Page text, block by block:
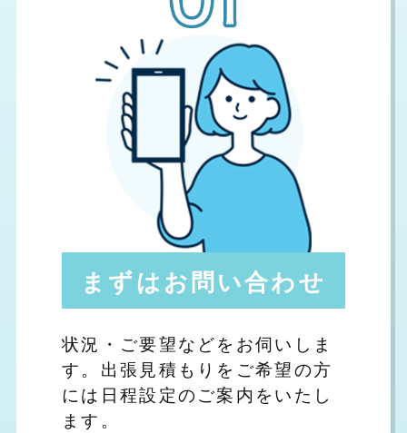
まずはお問い合わせ
状況・ご要望などをお伺いしま
す。出張見積もりをご希望の方
には日程設定のご案内をいたし
ます。